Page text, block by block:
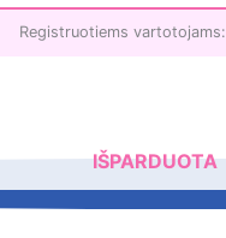
Registruotiems vartotojams:
IŠPARDUOTA